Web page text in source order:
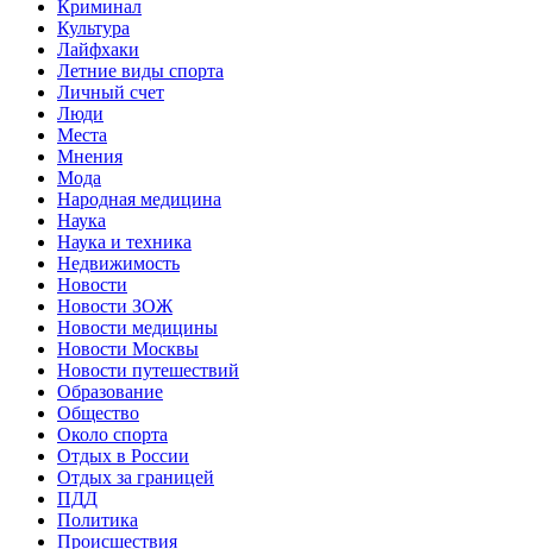
Криминал
Культура
Лайфхаки
Летние виды спорта
Личный счет
Люди
Места
Мнения
Мода
Народная медицина
Наука
Наука и техника
Недвижимость
Новости
Новости ЗОЖ
Новости медицины
Новости Москвы
Новости путешествий
Образование
Общество
Около спорта
Отдых в России
Отдых за границей
ПДД
Политика
Происшествия